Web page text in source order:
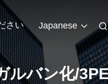
さい Japanese
ルバン化/